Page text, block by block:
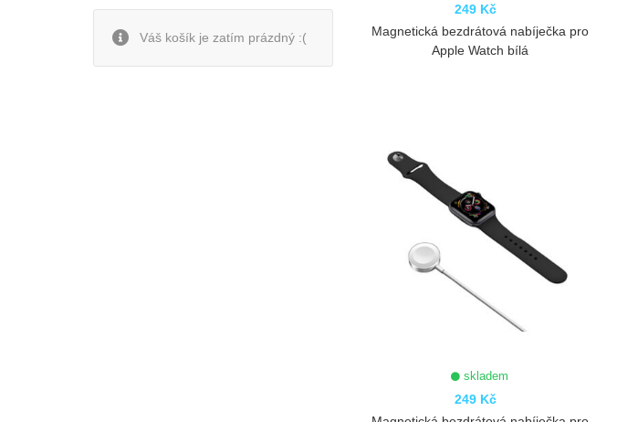
Váš košík je zatím prázdný :(
249 Kč
Magnetická bezdrátová nabíječka pro
Apple Watch bílá
skladem
249 Kč